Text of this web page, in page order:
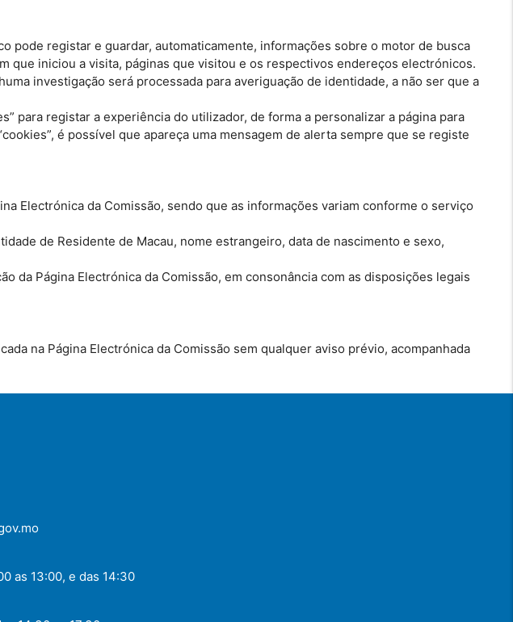
pode registar e guardar, automaticamente, informações sobre o motor de busca
que iniciou a visita, páginas que visitou e os respectivos endereços electrónicos.
investigação será processada para averiguação de identidade, a não ser que a
para registar a experiência do utilizador, de forma a personalizar a página para
é possível que apareça uma mensagem de alerta sempre que se registe
Electrónica da Comissão, sendo que as informações variam conforme o serviço
de Residente de Macau, nome estrangeiro, data de nascimento e sexo,
da Página Electrónica da Comissão, em consonância com as disposições legais
na Página Electrónica da Comissão sem qualquer aviso prévio, acompanhada
as 13:00, e das 14:30